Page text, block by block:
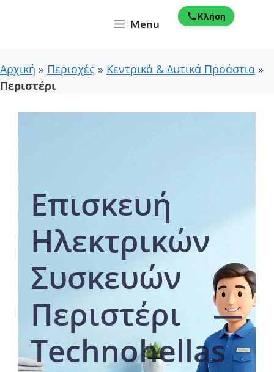
Κλήση
Menu
Αρχική » Περιοχές » Κεντρικά & Δυτικά Προάστια »
Περιστέρι
Επισκευή
Ηλεκτρικών
Συσκευών
Περιστέρι —
Technohellas